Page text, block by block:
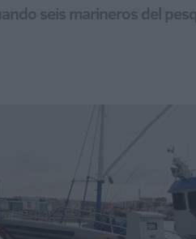
seis marineros del